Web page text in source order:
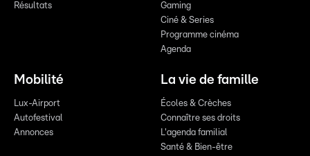
Résultats
Gaming
Ciné & Series
Programme cinéma
Agenda
Mobilité
Lux-Airport
Autofestival
Annonces
La vie de famille
Écoles & Crèches
Connaître ses droits
L'agenda familial
Santé & Bien-être